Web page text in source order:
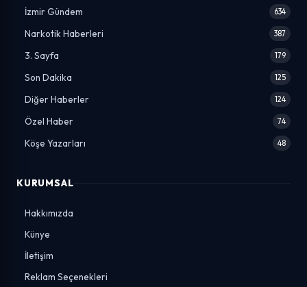
İzmir Gündem 634
Narkotik Haberleri 387
3. Sayfa 179
Son Dakika 125
Diğer Haberler 124
Özel Haber 74
Köşe Yazarları 48
KURUMSAL
Hakkımızda
Künye
İletişim
Reklam Seçenekleri